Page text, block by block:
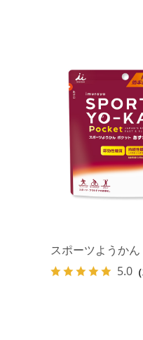
スポーツようか
5.0